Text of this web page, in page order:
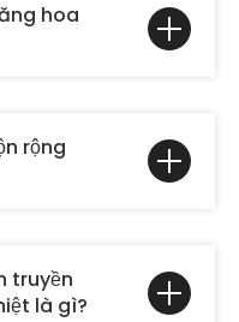
hoa
rộng
truyền
là gì?